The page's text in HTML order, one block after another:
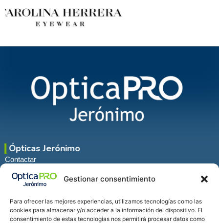
Gestionar consentimiento
Para ofrecer las mejores experiencias, utilizamos tecnologías como las
cookies para almacenar y/o acceder a la información del dispositivo. El
consentimiento de estas tecnologías nos permitirá procesar datos como
Ópticas Jerónimo
Contactar
Nuestros Centros
Nuestro Equipo
Servicios Principales
Servicios Optométricos